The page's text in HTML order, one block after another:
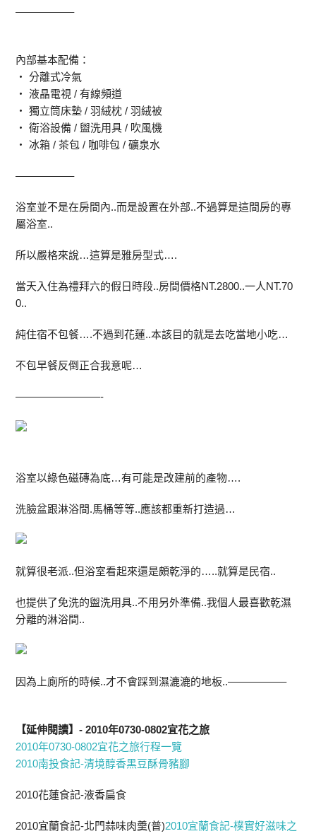
—————–
內部基本配備：
‧ 分離式冷氣
‧ 液晶電視 / 有線頻道
‧ 獨立筒床墊 / 羽絨枕 / 羽絨被
‧ 衛浴設備 / 盥洗用具 / 吹風機
‧ 冰箱 / 茶包 / 咖啡包 / 礦泉水
—————–
浴室並不是在房間內..而是設置在外部..不過算是這間房的專
屬浴室..
所以嚴格來說…這算是雅房型式….
當天入住為禮拜六的假日時段..房間價格NT.2800..一人NT.70
0..
純住宿不包餐….不過到花蓮..本該目的就是去吃當地小吃…
不包早餐反倒正合我意呢…
————————-
浴室以綠色磁磚為底…有可能是改建前的產物….
洗臉盆跟淋浴間.馬桶等等..應該都重新打造過…
就算很老派..但浴室看起來還是頗乾淨的…..就算是民宿..
也提供了免洗的盥洗用具..不用另外準備..我個人最喜歡乾濕
分離的淋浴間..
因為上廁所的時候..才不會踩到濕漉漉的地板..—————–
【延伸閱讀】- 2010年0730-0802宜花之旅
2010年0730-0802宜花之旅行程一覽
2010南投食記-清境醇香黑豆酥骨豬腳
2010花蓮食記-液香扁食
2010宜蘭食記-北門蒜味肉羹(普)2010宜蘭食記-樸實好滋味之